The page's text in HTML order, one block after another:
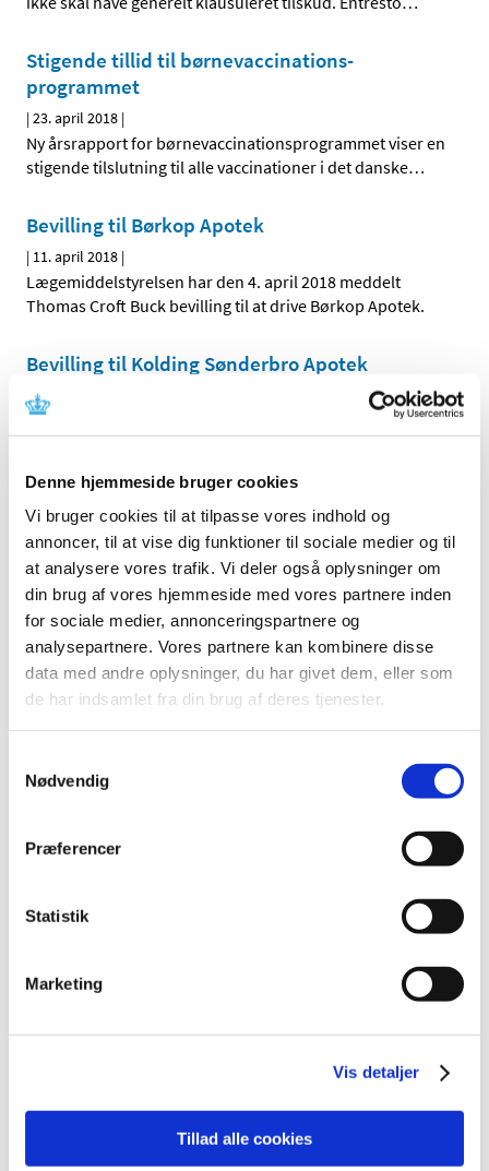
Denne hjemmeside bruger cookies
Vi bruger cookies til at tilpasse vores indhold og
annoncer, til at vise dig funktioner til sociale medier og til
at analysere vores trafik. Vi deler også oplysninger om
din brug af vores hjemmeside med vores partnere inden
for sociale medier, annonceringspartnere og
analysepartnere. Vores partnere kan kombinere disse
data med andre oplysninger, du har givet dem, eller som
de har indsamlet fra din brug af deres tjenester.
Nødvendig
Præferencer
Statistik
Marketing
Vis detaljer
Tillad alle cookies
Stigende tillid til børnevaccinations-
programmet
|23. april 2018 |
Ny årsrapport for børnevaccinationsprogrammet viser en
stigende tilslutning til alle vaccinationer i det danske…
Bevilling til Børkop Apotek
| 11. april 2018 |
Lægemiddelstyrelsen har den 4. april 2018 meddelt
Thomas Croft Buck bevilling til at drive Børkop Apotek.
Bevilling til Kolding Sønderbro Apotek
|11. april 2018
Lægemiddelstyrelsen har den 9. april 2018 meddelt Ulrik
9. april 2018|
Lægemiddelstyrelsen har besluttet, at Adenuric skal have
generelt klausuleret tilskud med virkning fra 23. april…
Akupunkturnåle med falske CE-mærker
|6. april 2018|
Sterile akupunkturnåle med falsk CE-mærke sælges på
TID
2024 (224)
2022 (197)
2018 (150)